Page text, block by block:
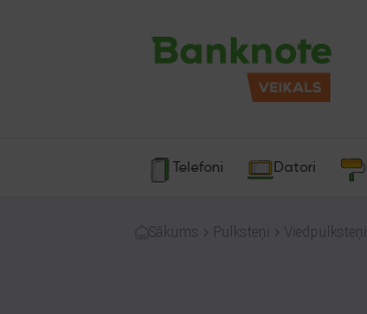
Telefoni Datori
Sākums Pulksteņi Viedpulksteņi